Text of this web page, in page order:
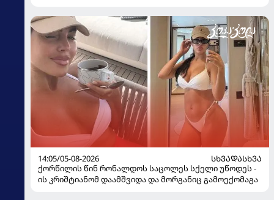
14:05/05-08-2026
ᲡᲮᲕᲐᲓᲐᲡᲮᲕᲐ
ქორწილის წინ რონალდოს საცოლეს სქელი უწოდეს -
ის კრიშტიანომ დაამშვიდა და მორგანიც გამოექომაგა